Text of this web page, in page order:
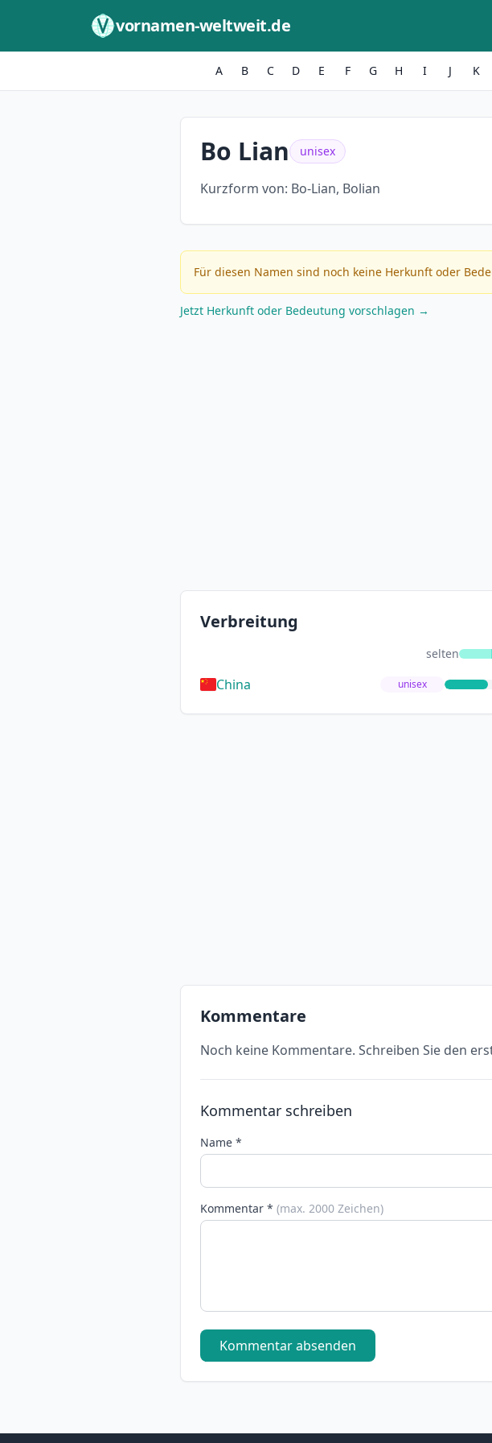
vornamen-weltweit.de
A B C D E F G H I J K
Bo Lian unisex
Kurzform von: Bo-Lian, Bolian
Für diesen Namen sind noch keine Herkunft oder
Jetzt Herkunft oder Bedeutung vorschlagen →
Verbreitung
selten
China unisex
Kommentare
Noch keine Kommentare. Schreiben Sie den
Kommentar schreiben
Name *
Kommentar * (max. 2000 Zeichen)
Kommentar absenden